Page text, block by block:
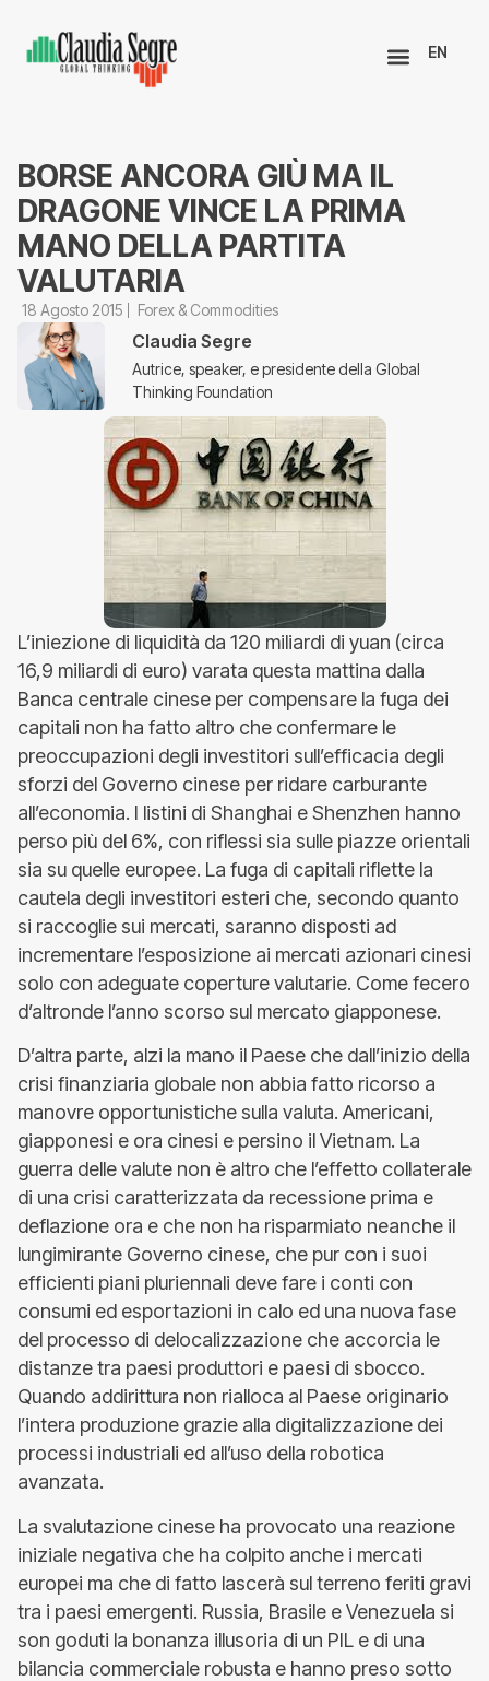
EN
BORSE ANCORA GIÙ MA IL
DRAGONE VINCE LA PRIMA
MANO DELLA PARTITA
VALUTARIA
18 Agosto 2015 Forex & Commodities
Claudia Segre
Autrice, speaker, e presidente della Global
Thinking Foundation
L’iniezione di liquidità da 120 miliardi di yuan (circa
16,9 miliardi di euro) varata questa mattina dalla
Banca centrale cinese per compensare la fuga dei
capitali non ha fatto altro che confermare le
preoccupazioni degli investitori sull’efficacia degli
sforzi del Governo cinese per ridare carburante
all’economia. I listini di Shanghai e Shenzhen hanno
perso più del 6%, con riflessi sia sulle piazze orientali
sia su quelle europee. La fuga di capitali riflette la
cautela degli investitori esteri che, secondo quanto
si raccoglie sui mercati, saranno disposti ad
incrementare l’esposizione ai mercati azionari cinesi
solo con adeguate coperture valutarie. Come fecero
d’altronde l’anno scorso sul mercato giapponese.
D’altra parte, alzi la mano il Paese che dall’inizio della
crisi finanziaria globale non abbia fatto ricorso a
manovre opportunistiche sulla valuta. Americani,
giapponesi e ora cinesi e persino il Vietnam. La
guerra delle valute non è altro che l’effetto collaterale
di una crisi caratterizzata da recessione prima e
deflazione ora e che non ha risparmiato neanche il
lungimirante Governo cinese, che pur con i suoi
efficienti piani pluriennali deve fare i conti con
consumi ed esportazioni in calo ed una nuova fase
del processo di delocalizzazione che accorcia le
distanze tra paesi produttori e paesi di sbocco.
Quando addirittura non rialloca al Paese originario
l’intera produzione grazie alla digitalizzazione dei
processi industriali ed all’uso della robotica
avanzata.
La svalutazione cinese ha provocato una reazione
iniziale negativa che ha colpito anche i mercati
europei ma che di fatto lascerà sul terreno feriti gravi
tra i paesi emergenti. Russia, Brasile e Venezuela si
son goduti la bonanza illusoria di un PIL e di una
bilancia commerciale robusta e hanno preso sotto